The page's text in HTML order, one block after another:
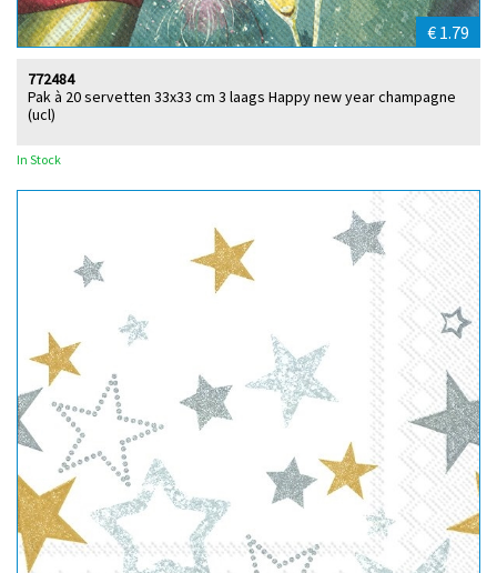
€ 1.79
Pak à 20 servetten 33x33 cm 3 laags Happy new year champagne
(ucl)
772484
In Stock